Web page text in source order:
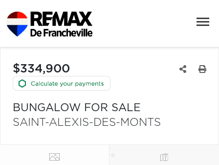
$334,900
BUNGALOW FOR SALE
SAINT-ALEXIS-DES-MONTS